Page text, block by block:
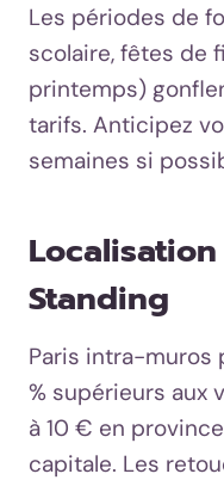
Les périodes de
scolaire, fêtes de
printemps)
tarifs. Anticipez
semaines si
Standing
Paris intra-
% supérieurs aux
à 10 € en
capitale. Les